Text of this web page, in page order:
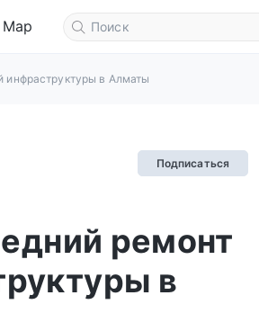
инфраструктуры в Алматы
Подписаться
ремонт
в